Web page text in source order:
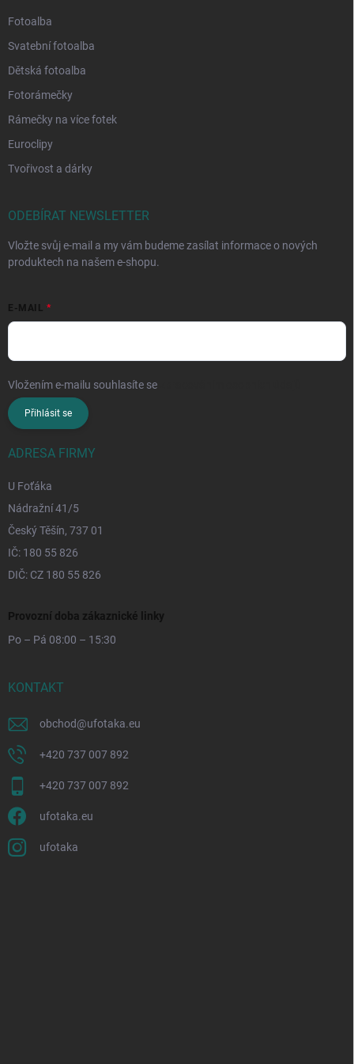
Fotoalba
Svatební fotoalba
Dětská fotoalba
Fotorámečky
Rámečky na více fotek
Euroclipy
Tvořivost a dárky
ODEBÍRAT NEWSLETTER
Vložte svůj e-mail a my vám budeme zasílat informace o nových
produktech na našem e-shopu.
E-MAIL
Vložením e-mailu souhlasíte se
Přihlásit se
ADRESA FIRMY
U Foťáka
Nádražní 41/5
Český Těšín, 737 01
IČ: 180 55 826
DIČ: CZ 180 55 826
Provozní doba zákaznické linky
Po – Pá 08:00 – 15:30
KONTAKT
obchod@ufotaka.eu
+420 737 007 892
+420 737 007 892
ufotaka.eu
ufotaka